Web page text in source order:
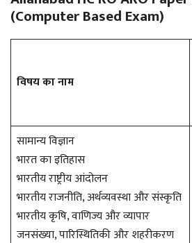
(Computer Based Exam)
विषय का नाम
सामान्य विज्ञान
भारत का इतिहास
भारतीय राष्ट्रीय आंदोलन
भारतीय राजनीति, अर्थव्यवस्था और संस्कृति
भारतीय कृषि, वाणिज्य और व्यापार
जनसंख्या, पारिस्थितिकी और शहरीकरण